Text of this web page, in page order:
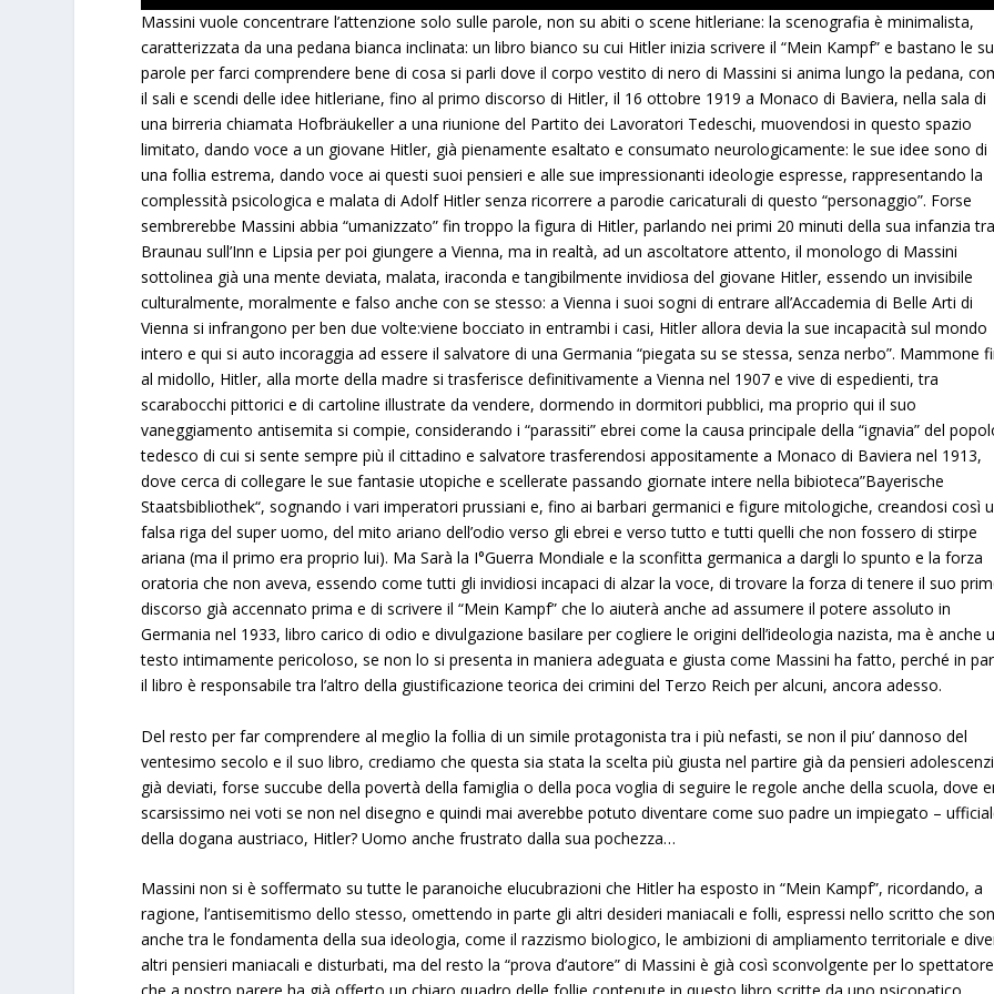
Massini vuole concentrare l’attenzione solo sulle parole, non su abiti o scene hitleriane: la scenografia è minimalista,
caratterizzata da una pedana bianca inclinata: un libro bianco su cui Hitler inizia scrivere il “Mein Kampf” e bastano le
parole per farci comprendere bene di cosa si parli dove il corpo vestito di nero di Massini si anima lungo la pedana,
il sali e scendi delle idee hitleriane, fino al primo discorso di Hitler, il 16 ottobre 1919 a Monaco di Baviera, nella sala di
una birreria chiamata Hofbräukeller a una riunione del Partito dei Lavoratori Tedeschi, muovendosi in questo spazio
limitato, dando voce a un giovane Hitler, già pienamente esaltato e consumato neurologicamente: le sue idee sono di
una follia estrema, dando voce ai questi suoi pensieri e alle sue impressionanti ideologie espresse, rappresentando la
complessità psicologica e malata di Adolf Hitler senza ricorrere a parodie caricaturali di questo “personaggio”. Forse
sembrerebbe Massini abbia “umanizzato” fin troppo la figura di Hitler, parlando nei primi 20 minuti della sua infanzia tra
Braunau sull’Inn e Lipsia per poi giungere a Vienna, ma in realtà, ad un ascoltatore attento, il monologo di Massini
sottolinea già una mente deviata, malata, iraconda e tangibilmente invidiosa del giovane Hitler, essendo un invisibile
culturalmente, moralmente e falso anche con se stesso: a Vienna i suoi sogni di entrare all’Accademia di Belle Arti di
Vienna si infrangono per ben due volte:viene bocciato in entrambi i casi, Hitler allora devia la sue incapacità sul mondo
intero e qui si auto incoraggia ad essere il salvatore di una Germania “piegata su se stessa, senza nerbo”. Mammone
al midollo, Hitler, alla morte della madre si trasferisce definitivamente a Vienna nel 1907 e vive di espedienti, tra
scarabocchi pittorici e di cartoline illustrate da vendere, dormendo in dormitori pubblici, ma proprio qui il suo
vaneggiamento antisemita si compie, considerando i “parassiti” ebrei come la causa principale della “ignavia” del
tedesco di cui si sente sempre più il cittadino e salvatore trasferendosi appositamente a Monaco di Baviera nel 1913,
dove cerca di collegare le sue fantasie utopiche e scellerate passando giornate intere nella bibioteca”Bayerische
Staatsbibliothek“, sognando i vari imperatori prussiani e, fino ai barbari germanici e figure mitologiche, creandosi così
falsa riga del super uomo, del mito ariano dell’odio verso gli ebrei e verso tutto e tutti quelli che non fossero di stirpe
ariana (ma il primo era proprio lui). Ma Sarà la I°Guerra Mondiale e la sconfitta germanica a dargli lo spunto e la forza
oratoria che non aveva, essendo come tutti gli invidiosi incapaci di alzar la voce, di trovare la forza di tenere il suo
discorso già accennato prima e di scrivere il “Mein Kampf” che lo aiuterà anche ad assumere il potere assoluto in
Germania nel 1933, libro carico di odio e divulgazione basilare per cogliere le origini dell’ideologia nazista, ma è anche
testo intimamente pericoloso, se non lo si presenta in maniera adeguata e giusta come Massini ha fatto, perché in
il libro è responsabile tra l’altro della giustificazione teorica dei crimini del Terzo Reich per alcuni, ancora adesso.
Del resto per far comprendere al meglio la follia di un simile protagonista tra i più nefasti, se non il piu’ dannoso del
ventesimo secolo e il suo libro, crediamo che questa sia stata la scelta più giusta nel partire già da pensieri
già deviati, forse succube della povertà della famiglia o della poca voglia di seguire le regole anche della scuola, dove
scarsissimo nei voti se non nel disegno e quindi mai averebbe potuto diventare come suo padre un impiegato –
della dogana austriaco, Hitler? Uomo anche frustrato dalla sua pochezza…
Massini non si è soffermato su tutte le paranoiche elucubrazioni che Hitler ha esposto in “Mein Kampf”, ricordando, a
ragione, l’antisemitismo dello stesso, omettendo in parte gli altri desideri maniacali e folli, espressi nello scritto che
anche tra le fondamenta della sua ideologia, come il razzismo biologico, le ambizioni di ampliamento territoriale e
altri pensieri maniacali e disturbati, ma del resto la “prova d’autore” di Massini è già così sconvolgente per lo spettatore